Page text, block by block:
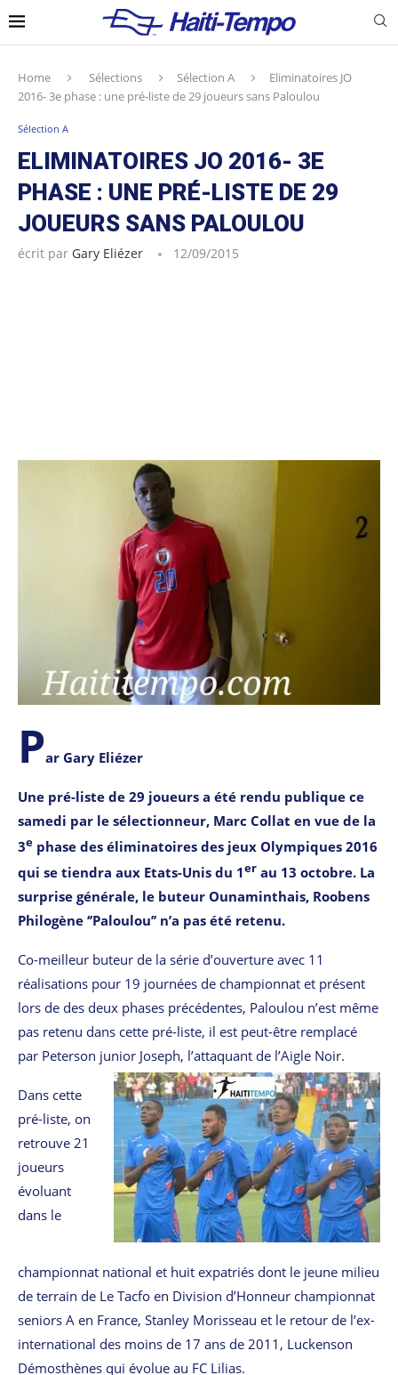
Home Sélections Sélection A
Eliminatoires JO
2016- 3e phase : une pré-liste de 29 joueurs sans Paloulou
Sélection A
ELIMINATOIRES JO 2016- 3E
PHASE : UNE PRÉ-LISTE DE 29
JOUEURS SANS PALOULOU
écrit par Gary Eliézer 12/09/2015
Par Gary Eliézer
Une pré-liste de 29 joueurs a été rendu publique ce
samedi par le sélectionneur, Marc Collat en vue de la
3e phase des éliminatoires des jeux Olympiques 2016
qui se tiendra aux Etats-Unis du 1er au 13 octobre. La
surprise générale, le buteur Ounaminthais, Roobens
Philogène ‘’Paloulou’’ n’a pas été retenu.
Co-meilleur buteur de la série d’ouverture avec 11
réalisations pour 19 journées de championnat et présent
lors de des deux phases précédentes, Paloulou n’est même
pas retenu dans cette pré-liste, il est peut-être remplacé
par Peterson junior Joseph, l’attaquant de l’Aigle Noir.
Dans cette
pré-liste, on
retrouve 21
joueurs
évoluant
dans le
championnat national et huit expatriés dont le jeune milieu
de terrain de Le Tacfo en Division d’Honneur championnat
seniors A en France, Stanley Morisseau et le retour de l’ex-
international des moins de 17 ans de 2011, Luckenson
Démosthènes qui évolue au FC Lilias.